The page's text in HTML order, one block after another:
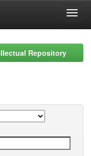
Repository